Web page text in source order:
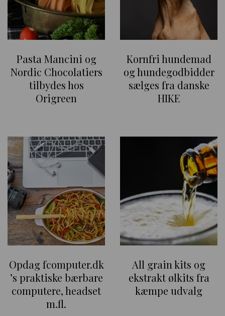
Pasta Mancini og
Nordic Chocolatiers
tilbydes hos
Origreen
Kornfri hundemad
og hundegodbidder
sælges fra danske
HIKE
Opdag fcomputer.dk
’s praktiske bærbare
computere, headset
m.fl.
All grain kits og
ekstrakt ølkits fra
kæmpe udvalg